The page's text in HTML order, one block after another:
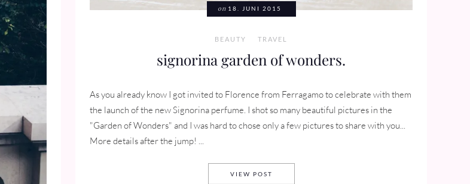
on 18. JUNI 2015
BEAUTY TRAVEL
signorina garden of wonders.
As you already know I got invited to Florence from Ferragamo to celebrate with them
the launch of the new Signorina perfume. I shot so many beautiful pictures in the
"Garden of Wonders" and I was hard to chose only a few pictures to share with you...
More details after the jump! ...
VIEW POST